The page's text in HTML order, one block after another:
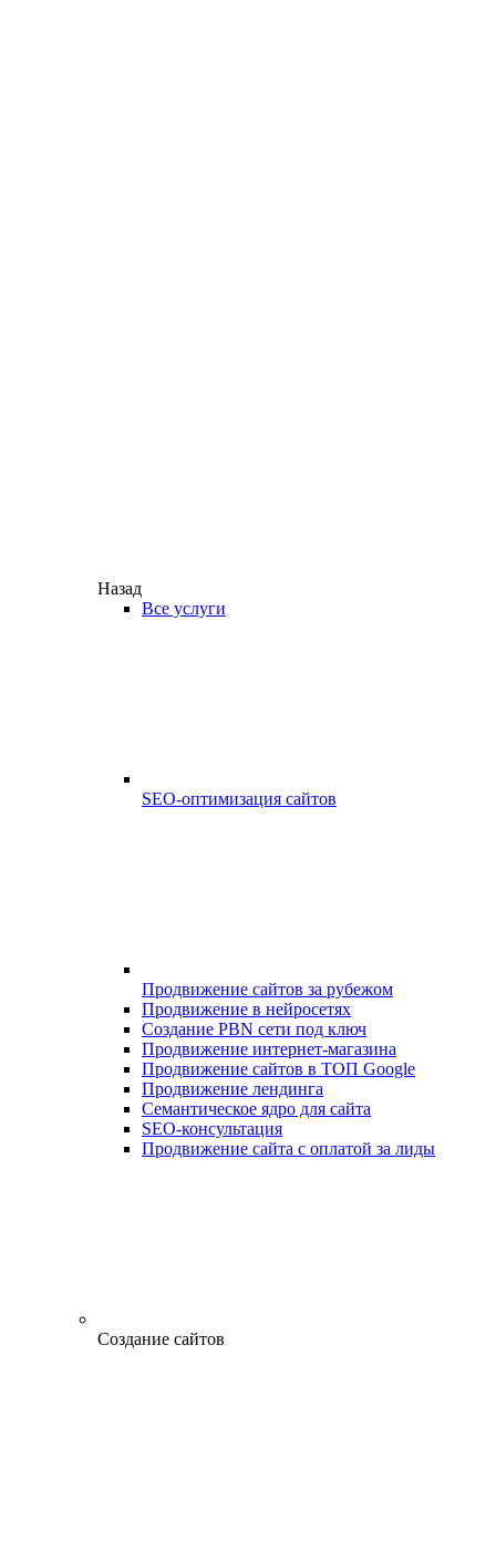
Назад
Все услуги
SEO-оптимизация сайтов
Продвижение сайтов за рубежом
Продвижение в нейросетях
Создание PBN сети под ключ
Продвижение интернет-магазина
Продвижение сайтов в ТОП Google
Продвижение лендинга
Семантическое ядро для сайта
SEO-консультация
Продвижение сайта с оплатой за лиды
Создание сайтов